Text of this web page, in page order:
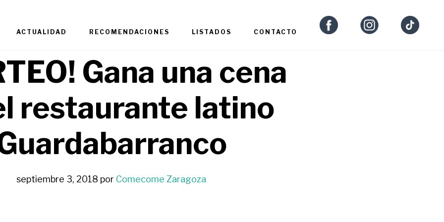
ACTUALIDAD RECOMENDACIONES LISTADOS CONTACTO
Gana una cena
restaurante latino
septiembre 3, 2018 por Comecome Zaragoza